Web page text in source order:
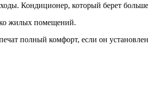
Кондиционер, который берет
жилых помещений.
полный комфорт, если он